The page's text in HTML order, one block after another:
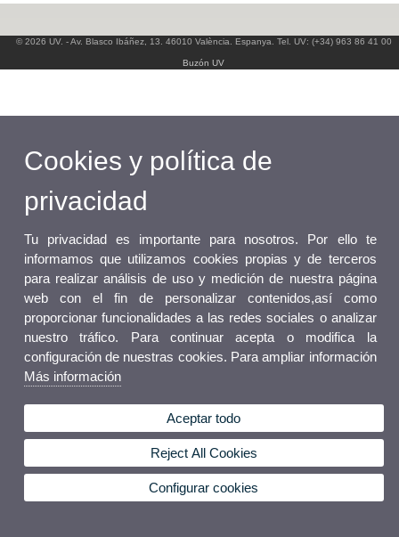
© 2026 UV. - Av. Blasco Ibáñez, 13. 46010 València. Espanya. Tel. UV: (+34) 963 86 41 00
Buzón UV
Cookies y política de
privacidad
Tu privacidad es importante para nosotros. Por ello te
informamos que utilizamos cookies propias y de terceros
para realizar análisis de uso y medición de nuestra página
web con el fin de personalizar contenidos,así como
proporcionar funcionalidades a las redes sociales o analizar
nuestro tráfico. Para continuar acepta o modifica la
configuración de nuestras cookies. Para ampliar información
Más información
Aceptar todo
Reject All Cookies
Configurar cookies